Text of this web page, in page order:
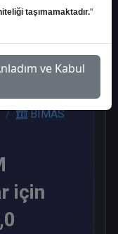
1
BIMAS
için
taşımamaktadır."
ve Kabul